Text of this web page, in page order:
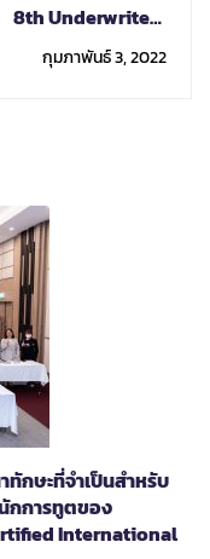
8th Underwriters
ASEAN-
Science Prize for
กุมภาพันธ์ 3, 2022
กษะที่จำเป็นสำหรับ
กการทูตของ
International